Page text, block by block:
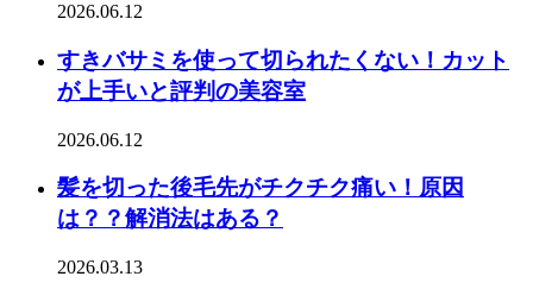
2026.06.12
すきバサミを使って切られたくない！カット
が上手いと評判の美容室
2026.06.12
髪を切った後毛先がチクチク痛い！原因
は？？解消法はある？
2026.03.13